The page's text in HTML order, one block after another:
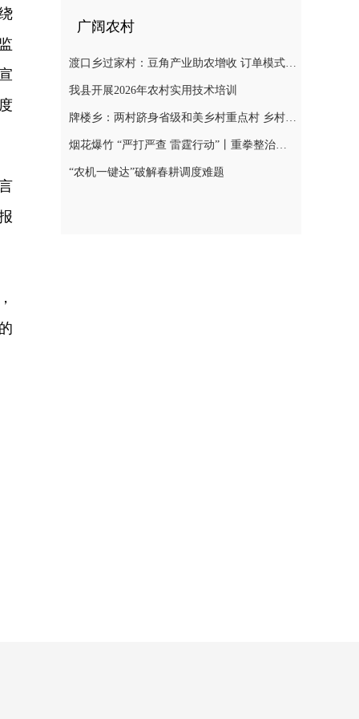
广阔农村
渡口乡过家村：豆角产业助农增收 订单模式铺就致富路
我县开展2026年农村实用技术培训
牌楼乡：两村跻身省级和美乡村重点村 乡村振兴迎来“加速跑”
烟花爆竹 “严打严查 雷霆行动”丨重拳整治非法储存烟花爆竹 筑牢辖区安全防线
“农机一键达”破解春耕调度难题